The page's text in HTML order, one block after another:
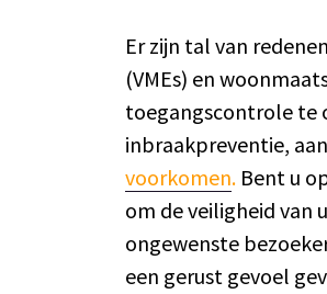
Er zijn tal van
(VMEs) en
toegangscontrole te
inbraakpreventie,
voorkomen. Bent u
om de veiligheid van
ongewenste
een gerust gevoel